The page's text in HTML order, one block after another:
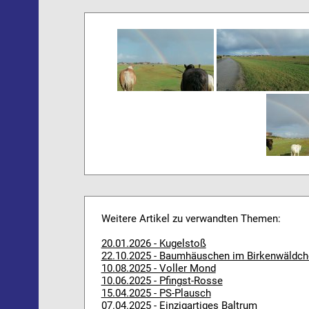
Weitere Artikel zu verwandten Themen:
20.01.2026 - Kugelstoß
22.10.2025 - Baumhäuschen im
10.08.2025 - Voller Mond
10.06.2025 - Pfingst-Rosse
15.04.2025 - PS-Plausch
07.04.2025 - Einzigartiges Baltrum